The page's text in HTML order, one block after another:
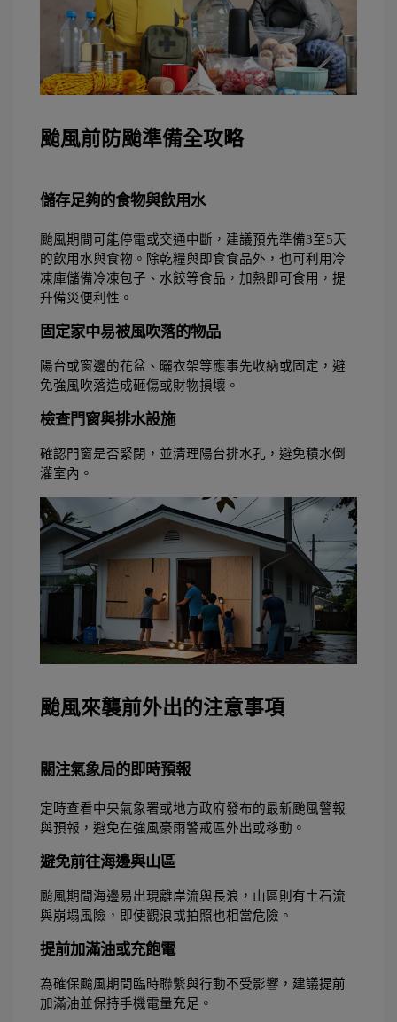
颱風前防颱準備全攻略
儲存足夠的食物與飲用水
颱風期間可能停電或交通中斷，建議預先準備3至5天
的飲用水與食物。除乾糧與即食食品外，也可利用冷
凍庫儲備冷凍包子、水餃等食品，加熱即可食用，提
升備災便利性。
固定家中易被風吹落的物品
陽台或窗邊的花盆、曬衣架等應事先收納或固定，避
免強風吹落造成砸傷或財物損壞。
檢查門窗與排水設施
確認門窗是否緊閉，並清理陽台排水孔，避免積水倒
灌室內。
颱風來襲前外出的注意事項
關注氣象局的即時預報
定時查看中央氣象署或地方政府發布的最新颱風警報
與預報，避免在強風豪雨警戒區外出或移動。
避免前往海邊與山區
颱風期間海邊易出現離岸流與長浪，山區則有土石流
與崩塌風險，即使觀浪或拍照也相當危險。
提前加滿油或充飽電
為確保颱風期間臨時聯繫與行動不受影響，建議提前
加滿油並保持手機電量充足。